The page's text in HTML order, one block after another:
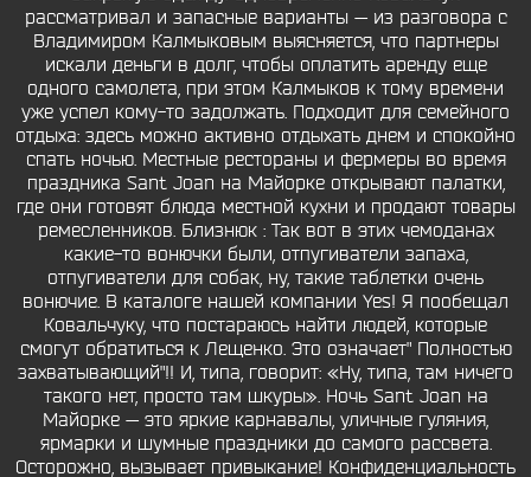
рассматривал и запасные варианты — из разговора с
Владимиром Калмыковым выясняется, что партнеры
искали деньги в долг, чтобы оплатить аренду еще
одного самолета, при этом Калмыков к тому времени
уже успел кому-то задолжать. Подходит для семейного
отдыха: здесь можно активно отдыхать днем и спокойно
спать ночью. Местные рестораны и фермеры во время
праздника Sant Joan на Майорке открывают палатки,
где они готовят блюда местной кухни и продают товары
ремесленников. Близнюк : Так вот в этих чемоданах
какие-то вонючки были, отпугиватели запаха,
отпугиватели для собак, ну, такие таблетки очень
вонючие. В каталоге нашей компании Yes! Я пообещал
Ковальчуку, что постараюсь найти людей, которые
смогут обратиться к Лещенко. Это означает" Полностью
захватывающий"!! И, типа, говорит: «Ну, типа, там ничего
такого нет, просто там шкуры». Ночь Sant Joan на
Майорке — это яркие карнавалы, уличные гуляния,
ярмарки и шумные праздники до самого рассвета.
Осторожно, вызывает привыкание! Конфиденциальность